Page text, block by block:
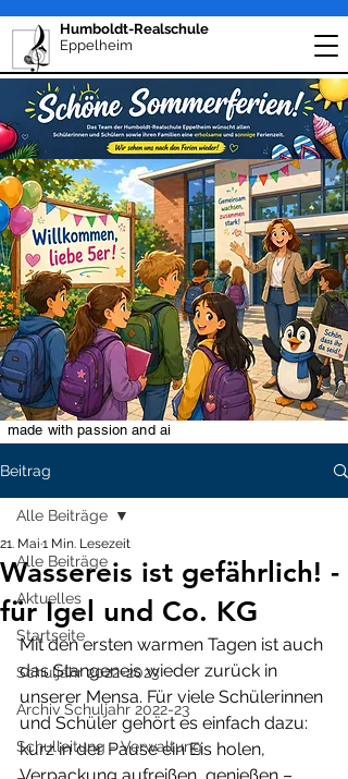
Humboldt-Realschule
Eppelheim
made with passion and ai
Beitrag
Alle Beiträge
Aktuelles
Startseite
Schuljahr 2022-2023
Archiv Schuljahr 2022-23
Schulleitung - Verwaltung
Alle Beiträge
Wassereis ist gefährlich! -
für Igel und Co. KG
21. Mai 1 Min. Lesezeit
Mit den ersten warmen Tagen ist auch
das Stangeneis wieder zurück in
unserer Mensa. Für viele Schülerinnen
und Schüler gehört es einfach dazu:
kurz in der Pause ein Eis holen,